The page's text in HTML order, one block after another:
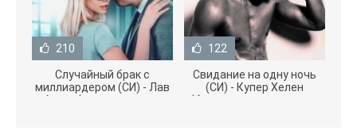
210
Случайный брак с
миллиардером (СИ) - Лав
Агата (полная версия
122
Свидание на одну ночь
(СИ) - Купер Хелен
(бесплатные серии книг